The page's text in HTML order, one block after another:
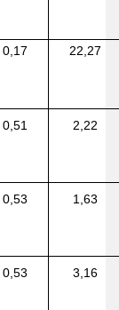
0,17 22,27
0,51 2,22
0,53 1,63
0,53 3,16